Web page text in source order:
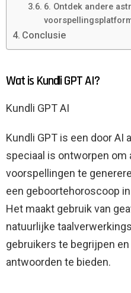
6. Ontdek andere
Conclusie
Wat is Kundli GPT AI?
Kundli GPT AI
Kundli GPT is een door AI
speciaal is ontworpen om
voorspellingen te
een geboortehoroscoop
Het maakt gebruik van
natuurlijke
gebruikers te begrijpen
antwoorden te bieden.